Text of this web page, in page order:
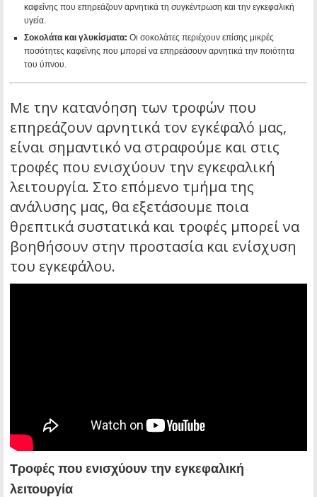
καφεΐνης που επηρεάζουν αρνητικά τη συγκέντρωση και την εγκεφαλική
υγεία.
Σοκολάτα και γλυκίσματα: Οι σοκολάτες περιέχουν επίσης μικρές
ποσότητες καφεΐνης που μπορεί να επηρεάσουν αρνητικά την ποιότητα
του ύπνου.
Με την κατανόηση των τροφών που
επηρεάζουν αρνητικά τον εγκέφαλό μας,
είναι σημαντικό να στραφούμε και στις
τροφές που ενισχύουν την εγκεφαλική
λειτουργία. Στο επόμενο τμήμα της
ανάλυσης μας, θα εξετάσουμε ποια
θρεπτικά συστατικά και τροφές μπορεί να
βοηθήσουν στην προστασία και ενίσχυση
του εγκεφάλου.
Τροφές που ενισχύουν την εγκεφαλική
λειτουργία